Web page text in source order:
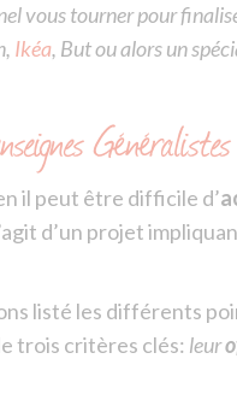
vous tourner pour
Ikéa, But ou alors un
il peut être difficile d’
d’un projet
listé les différents
trois critères clés: leur